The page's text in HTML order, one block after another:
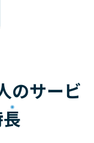
のサービ